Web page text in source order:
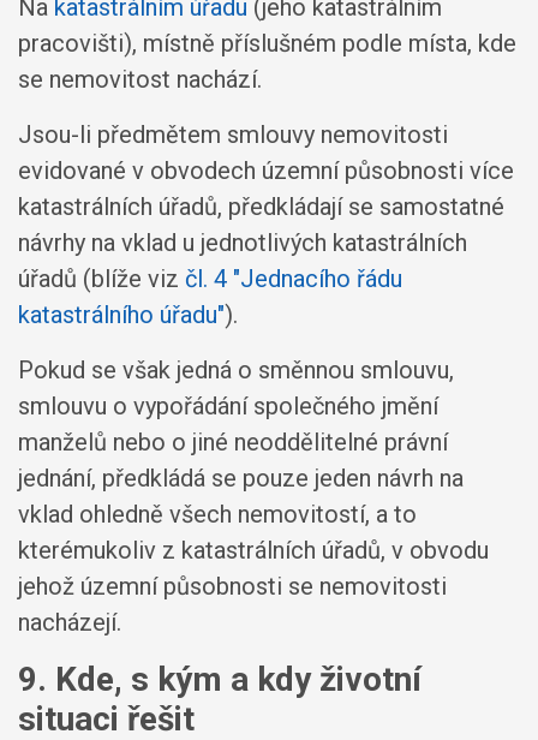
Na katastrálním úřadu (jeho katastrálním
pracovišti), místně příslušném podle místa, kde
se nemovitost nachází.
Jsou-li předmětem smlouvy nemovitosti
evidované v obvodech územní působnosti více
katastrálních úřadů, předkládají se samostatné
návrhy na vklad u jednotlivých katastrálních
úřadů (blíže viz čl. 4 "Jednacího řádu
katastrálního úřadu").
Pokud se však jedná o směnnou smlouvu,
smlouvu o vypořádání společného jmění
manželů nebo o jiné neoddělitelné právní
jednání, předkládá se pouze jeden návrh na
vklad ohledně všech nemovitostí, a to
kterémukoliv z katastrálních úřadů, v obvodu
jehož územní působnosti se nemovitosti
nacházejí.
9. Kde, s kým a kdy životní
situaci řešit